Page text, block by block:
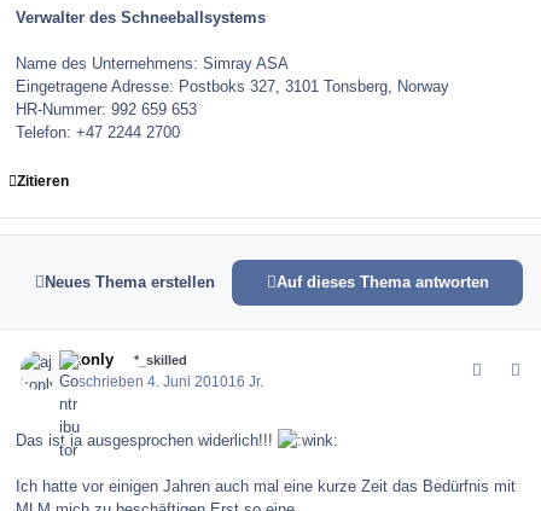
Verwalter des Schneeballsystems
Name des Unternehmens: Simray ASA
Eingetragene Adresse: Postboks 327, 3101 Tonsberg, Norway
HR-Nummer: 992 659 653
Telefon: +47 2244 2700
Zitieren
Neues Thema erstellen Auf dieses Thema antworten
ajkonly *_skilled
Geschrieben4. Juni 201016 Jr.
Das ist ja ausgesprochen widerlich!!!
Ich hatte vor einigen Jahren auch mal eine kurze Zeit das Bedürfnis mit